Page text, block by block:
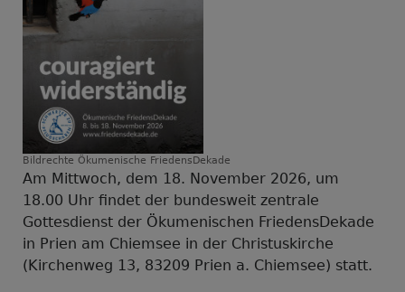
Bildrechte Ökumenische FriedensDekade
Am Mittwoch, dem 18. November 2026, um
18.00 Uhr findet der bundesweit zentrale
Gottesdienst der Ökumenischen FriedensDekade
in Prien am Chiemsee in der Christuskirche
(Kirchenweg 13, 83209 Prien a. Chiemsee) statt.